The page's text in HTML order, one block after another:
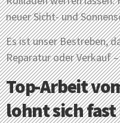
neuer Sicht- und
Es ist unser Bestreben,
Reparatur oder Verkauf
Top-Arbeit
lohnt sich